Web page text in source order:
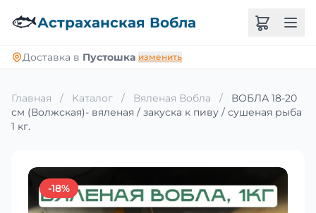
🐟Астраханская Вобла
Доставка в Пустошка изменить
Главная / Каталог / Вяленая Вобла /
ВОБЛА 18-20
см (Волжская)- вяленая / закуска к пиву / сушеная рыба
1 кг.
-18%